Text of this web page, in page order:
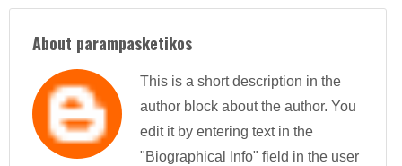
About parampasketikos
This is a short description in the
author block about the author. You
edit it by entering text in the
"Biographical Info" field in the user